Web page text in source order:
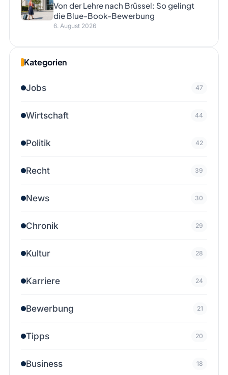
Von der Lehre nach Brüssel: So gelingt
die Blue-Book-Bewerbung
6. August 2026
Kategorien
Jobs 47
Wirtschaft 44
Politik 42
Recht 39
News 30
Chronik 29
Kultur 28
Karriere 24
Bewerbung 21
Tipps 20
Business 18